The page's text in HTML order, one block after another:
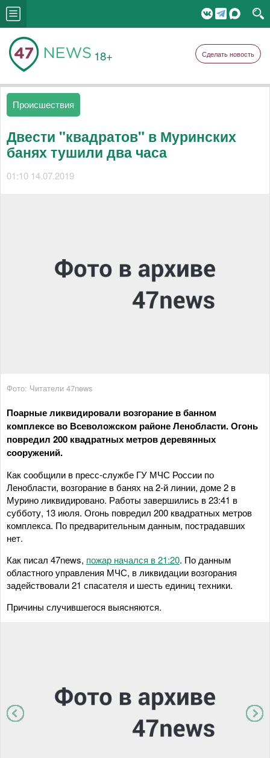
18+ Сделать новость
Происшествия
Двести "квадратов" в Муринских
банях тушили два часа
01:10 14.07.2019
Фото: Читатели 47news
Поарные ликвидировали возгорание в банном
комплексе во Всеволожском районе Ленобласти. Огонь
повредил 200 квадратных метров деревянных
сооружений.
Как сообщили в пресс-службе ГУ МЧС России по
Ленобласти, возгорание в банях на 2-й линии, доме 2 в
Мурино ликвидировано. Работы завершились в 23:41 в
субботу, 13 июля. Огонь повредил 200 квадратных метров
комплекса. По предварительным данным, пострадавших
нет.
Как писал 47news, пожар начался в 21:20. По данным
областного управления МЧС, в ликвидации возгорания
задействовали 21 спасателя и шесть единиц техники.
Причины случившегося выясняются.